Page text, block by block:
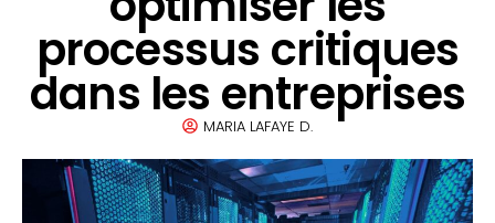
processus critiques
dans les entreprises
MARIA LAFAYE D.